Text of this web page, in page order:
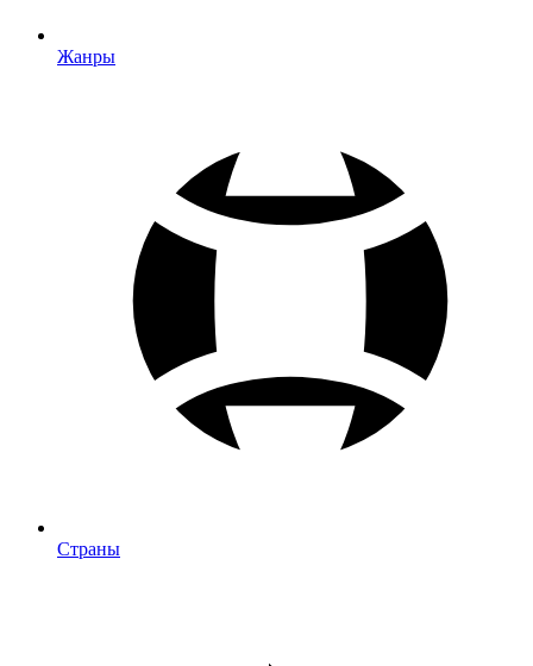
Жанры
Страны